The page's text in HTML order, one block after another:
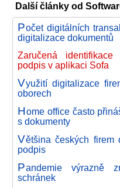
Další články od
Počet digitálních
digitalizace dokumentů
Zaručená
podpis v aplikaci Sofa
Využití digitalizace
oborech
Home office často
s dokumenty
Většina českých firem
podpis
Pandemie výrazně
schránek